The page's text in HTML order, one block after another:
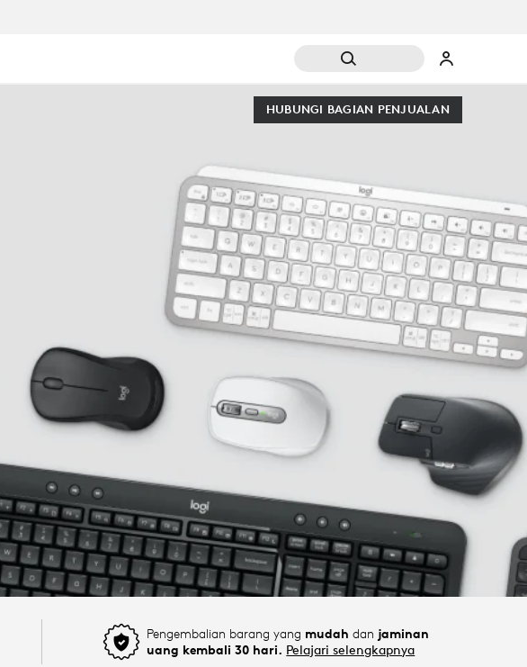
HUBUNGI BAGIAN PENJUALAN
Pengembalian barang yang mudah dan jaminan
uang kembali 30 hari. Pelajari selengkapnya